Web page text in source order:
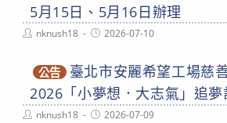
5月15日、5月16日辦理
Postnknush18
Post2026-07-10
公告
臺北市安麗希望工場慈
2026「小夢想．大志氣」追夢
Postnknush18
Post2026-07-09